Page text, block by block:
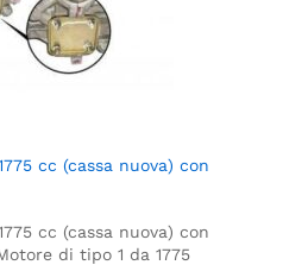
cc (cassa nuova) con
cc (cassa nuova) con
di tipo 1 da 1775